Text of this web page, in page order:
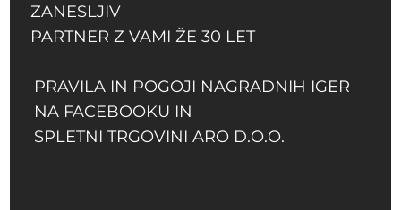
ZANESLJIV
PARTNER Z VAMI ŽE 30 LET
PRAVILA IN POGOJI NAGRADNIH IGER
NA FACEBOOKU IN
SPLETNI TRGOVINI ARO D.O.O.